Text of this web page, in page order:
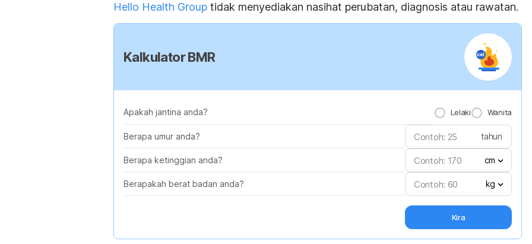
Hello Health Group tidak menyediakan nasihat perubatan, diagnosis atau rawatan.
Kalkulator BMR
Apakah jantina anda? Lelaki Wanita
Berapa umur anda? tahun
Berapa ketinggian anda? cm
Berapakah berat badan anda? kg
Kira